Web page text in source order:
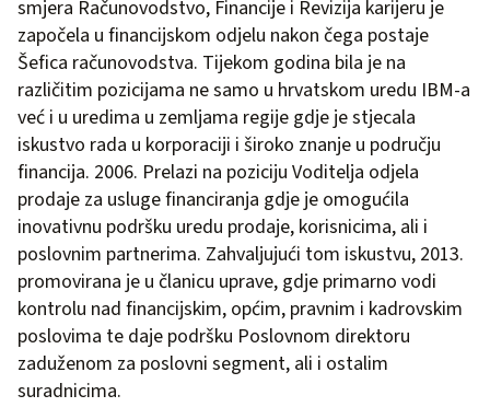
smjera Računovodstvo, Financije i Revizija karijeru je
započela u financijskom odjelu nakon čega postaje
Šefica računovodstva. Tijekom godina bila je na
različitim pozicijama ne samo u hrvatskom uredu IBM-a
već i u uredima u zemljama regije gdje je stjecala
iskustvo rada u korporaciji i široko znanje u području
financija. 2006. Prelazi na poziciju Voditelja odjela
prodaje za usluge financiranja gdje je omogućila
inovativnu podršku uredu prodaje, korisnicima, ali i
poslovnim partnerima. Zahvaljujući tom iskustvu, 2013.
promovirana je u članicu uprave, gdje primarno vodi
kontrolu nad financijskim, općim, pravnim i kadrovskim
poslovima te daje podršku Poslovnom direktoru
zaduženom za poslovni segment, ali i ostalim
suradnicima.